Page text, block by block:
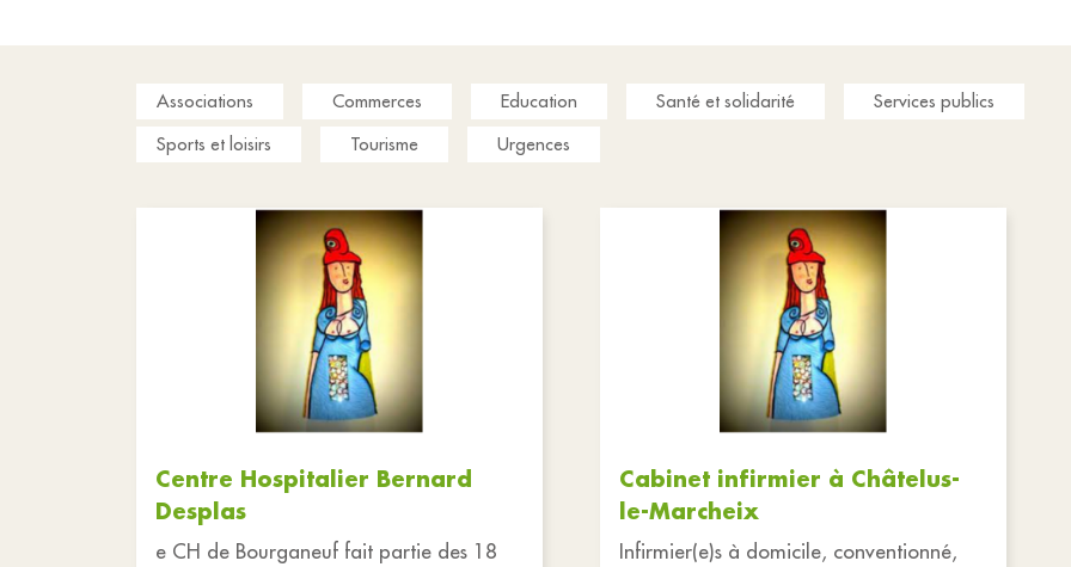
Associations Commerces Education Santé et solidarité
Services publics
Sports et loisirs
Tourisme Urgences
Centre Hospitalier Bernard
Desplas
e CH de Bourganeuf fait partie des 18
Cabinet infirmier à Châtelus-
le-Marcheix
Infirmier(e)s à domicile, conventionné,